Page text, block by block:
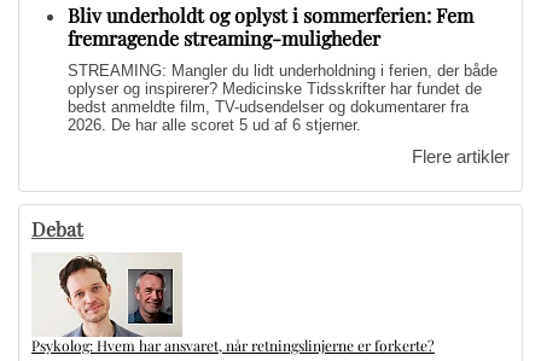
Bliv underholdt og oplyst i sommerferien: Fem
fremragende streaming-muligheder
STREAMING: Mangler du lidt underholdning i ferien, der både
oplyser og inspirerer? Medicinske Tidsskrifter har fundet de
bedst anmeldte film, TV-udsendelser og dokumentarer fra
2026. De har alle scoret 5 ud af 6 stjerner.
Flere artikler
Debat
Psykolog: Hvem har ansvaret, når retningslinjerne er forkerte?